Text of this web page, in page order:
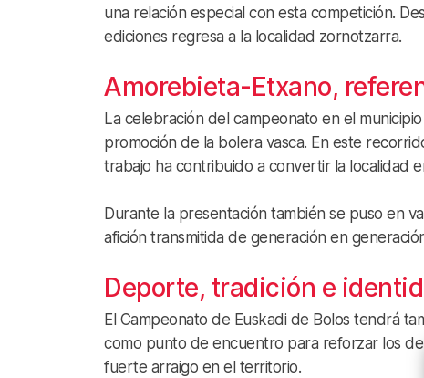
una relación especial con esta competición.
ediciones regresa a la localidad zornotzarra.
Amorebieta-Etxano,
La celebración del campeonato en el
promoción de la bolera vasca. En este
trabajo ha contribuido a convertir la localidad
Durante la presentación también se puso en
afición transmitida de generación en
Deporte, tradición e
El Campeonato de Euskadi de Bolos tendrá
como punto de encuentro para reforzar los
fuerte arraigo en el territorio.